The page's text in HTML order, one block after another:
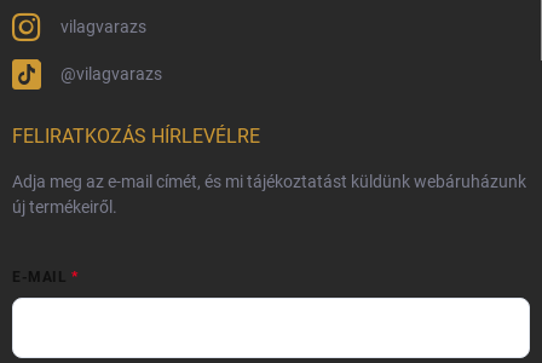
vilagvarazs
@vilagvarazs
FELIRATKOZÁS HÍRLEVÉLRE
Adja meg az e-mail címét, és mi tájékoztatást küldünk webáruházunk
új termékeiről.
E-MAIL